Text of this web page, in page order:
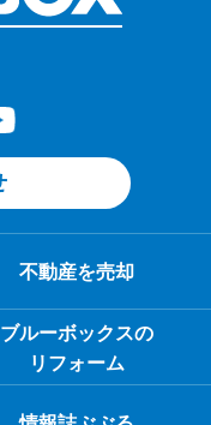
不動産を売却
ブルーボックスの
リフォーム